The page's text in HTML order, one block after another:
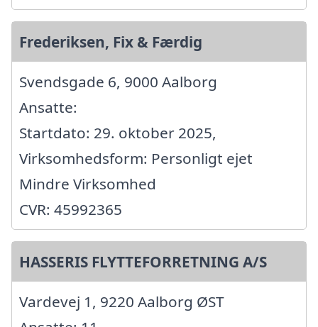
Frederiksen, Fix & Færdig
Svendsgade 6, 9000 Aalborg
Ansatte:
Startdato: 29. oktober 2025,
Virksomhedsform: Personligt ejet
Mindre Virksomhed
CVR: 45992365
HASSERIS FLYTTEFORRETNING A/S
Vardevej 1, 9220 Aalborg ØST